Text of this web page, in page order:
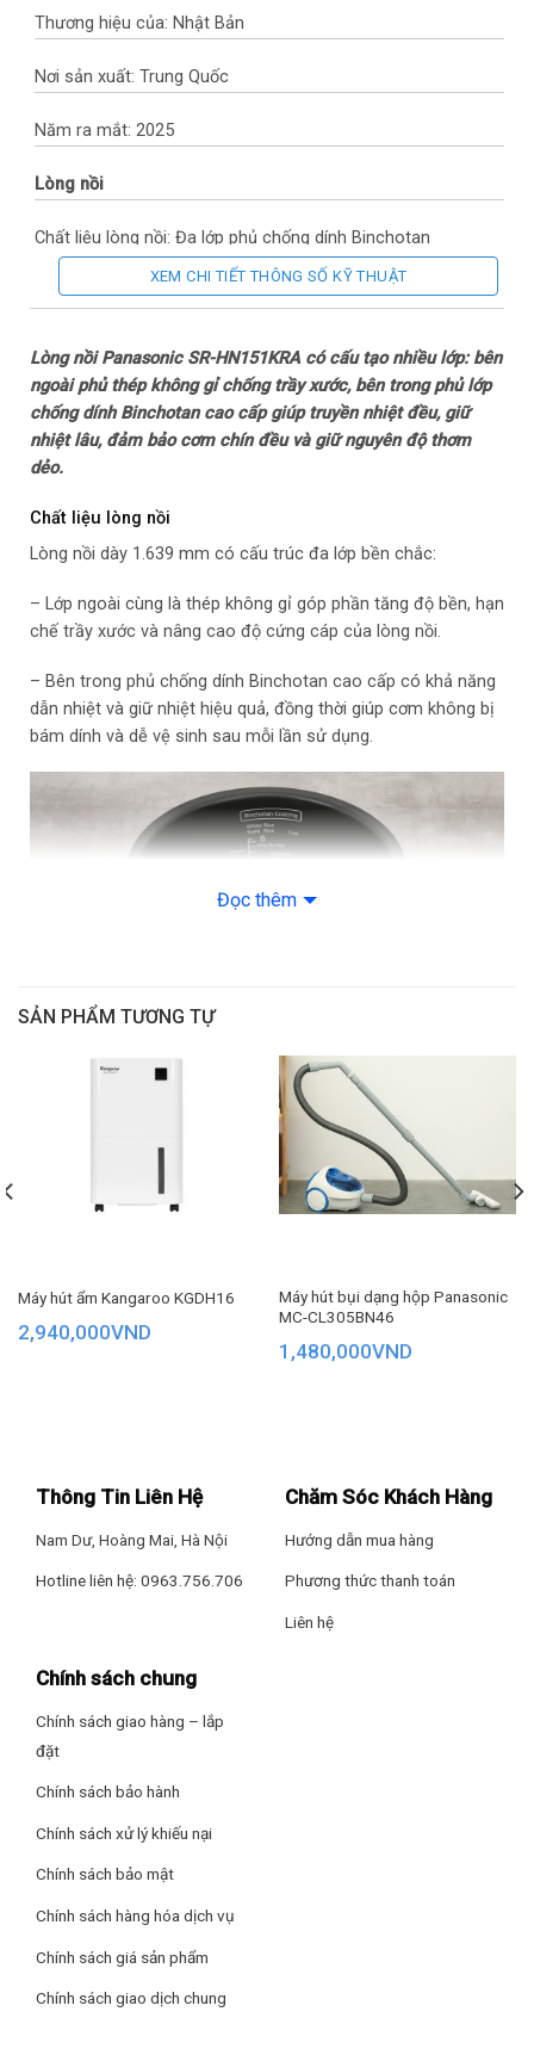
Thương hiệu của: Nhật Bản
Nơi sản xuất: Trung Quốc
Năm ra mắt: 2025
Lòng nồi
Chất liệu lòng nồi: Đa lớp phủ chống dính Binchotan
Độ dày lòng nồi: 1.639 mm
Công nghệ và chức năng nấu
Công nghệ nấu: Điện từ IH
Chức năng: Gạo thường
– Súp
– Nấu chậm
– Làm nóng
– Hầm
– Hấp
– Gạo nếp
– Tăng cường hương vị
– Lên men
Ngôn ngữ: Tiếng Anh
Điều khiển: Cảm ứng có màn hình hiển thị
– Điều chỉnh thời gian nấu
Thông tin lắp đặt
Chiều dài dây điện: 100 cm
Dây điện: Có thể tháo rời khỏi nồi
Kích thước – Khối lượng: Ngang 25.8 cm – Cao 22.5 cm – Sâu
30.2 cm – Nặng 4.5 kg
Hãng: Panasonic.
XEM CHI TIẾT THÔNG SỐ KỸ THUẬT
Lòng nồi Panasonic SR-HN151KRA có cấu tạo nhiều lớp: bên
ngoài phủ thép không gỉ chống trầy xước, bên trong phủ lớp
chống dính Binchotan cao cấp giúp truyền nhiệt đều, giữ
nhiệt lâu, đảm bảo cơm chín đều và giữ nguyên độ thơm
dẻo.
Chất liệu lòng nồi
Lòng nồi dày 1.639 mm có cấu trúc đa lớp bền chắc:
– Lớp ngoài cùng là thép không gỉ góp phần tăng độ bền, hạn
chế trầy xước và nâng cao độ cứng cáp của lòng nồi.
– Bên trong phủ chống dính Binchotan cao cấp có khả năng
dẫn nhiệt và giữ nhiệt hiệu quả, đồng thời giúp cơm không bị
bám dính và dễ vệ sinh sau mỗi lần sử dụng.
Nồi cơm điện cao tần Panasonic SR‑HN151KRA ứng dụng
công nghệ điện từ IH kết hợp cùng công suất lớn 1180W, cho
phép làm nóng trực tiếp lòng nồi bằng từ trường. Nhờ vậy,
Xem thêm: Nồi cơm điện cao tần là gì?
Thiết kế của sản phẩm
đại với tông đen sang trọng, kiểu dáng gọn gàng, phù hợp
cho không gian bếp nhỏ.
Đọc thêm
SẢN PHẨM TƯƠNG TỰ
Máy hút ẩm Kangaroo KGDH16
2,940,000VND
Máy hút bụi dạng hộp Panasonic
MC-CL305BN46
1,480,000VND
Thông Tin Liên Hệ
Nam Dư, Hoàng Mai, Hà Nội
Hotline liên hệ: 0963.756.706
Chăm Sóc Khách Hàng
Hướng dẫn mua hàng
Phương thức thanh toán
Liên hệ
Chính sách chung
Chính sách giao hàng – lắp
đặt
Chính sách bảo hành
Chính sách xử lý khiếu nại
Chính sách bảo mật
Chính sách hàng hóa dịch vụ
Chính sách giá sản phẩm
Chính sách giao dịch chung